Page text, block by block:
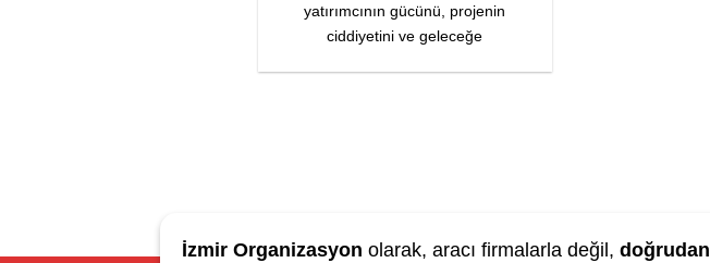
yatırımcının gücünü, projenin
ciddiyetini ve geleceğe
İzmir Organizasyon olarak, aracı firmalarla değil, doğrudan